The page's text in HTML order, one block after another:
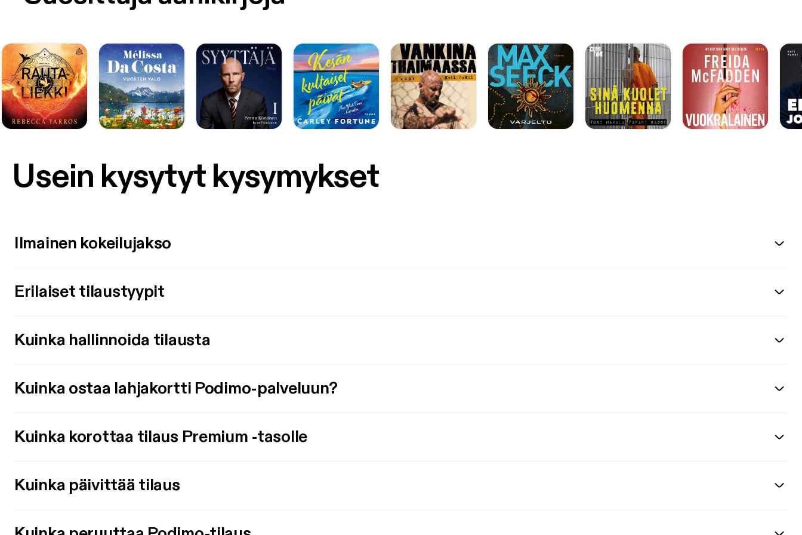
Usein kysytyt kysymykset
Ilmainen kokeilujakso
Erilaiset tilaustyypit
Kuinka hallinnoida tilausta
Kuinka ostaa lahjakortti Podimo-palveluun?
Kuinka korottaa tilaus Premium -tasolle
Kuinka päivittää tilaus